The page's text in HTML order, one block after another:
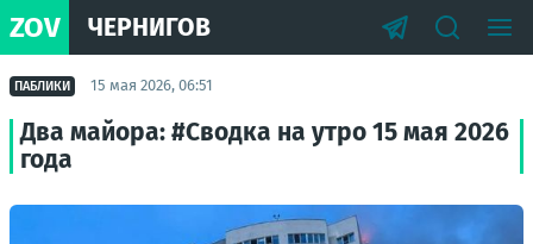
ZOV ЧЕРНИГОВ
ПАБЛИКИ 15 мая 2026, 06:51
Два майора: #Сводка на утро 15 мая 2026
года